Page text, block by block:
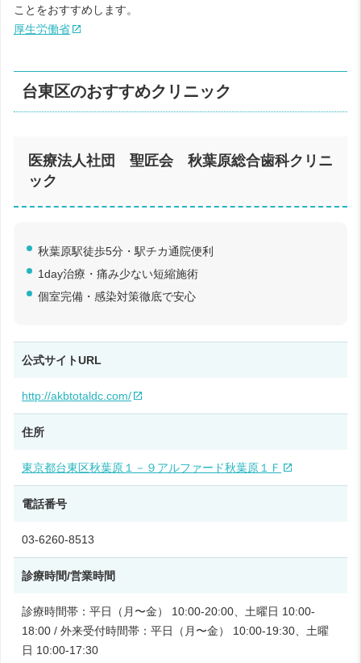
ことをおすすめします。
厚生労働省
台東区のおすすめクリニック
医療法人社団 聖匠会 秋葉原総合歯科クリニ
ック
秋葉原駅徒歩5分・駅チカ通院便利
1day治療・痛み少ない短縮施術
個室完備・感染対策徹底で安心
公式サイトURL
http://akbtotaldc.com/
住所
東京都台東区秋葉原１－９アルファード秋葉原１Ｆ
電話番号
03-6260-8513
診療時間/営業時間
診療時間帯：平日（月〜金） 10:00-20:00、土曜日 10:00-
18:00 / 外来受付時間帯：平日（月〜金） 10:00-19:30、土曜
日 10:00-17:30